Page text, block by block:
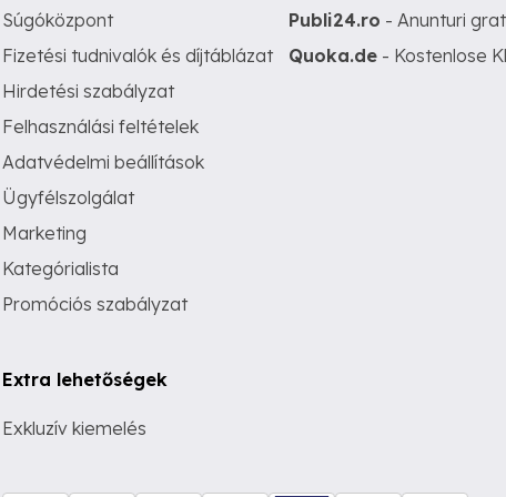
Súgóközpont
Fizetési tudnivalók és díjtáblázat
Hirdetési szabályzat
Felhasználási feltételek
Adatvédelmi beállítások
Ügyfélszolgálat
Marketing
Kategórialista
Promóciós szabályzat
Extra lehetőségek
Exkluzív kiemelés
Publi24.ro - Anunturi
Quoka.de - Kostenlose